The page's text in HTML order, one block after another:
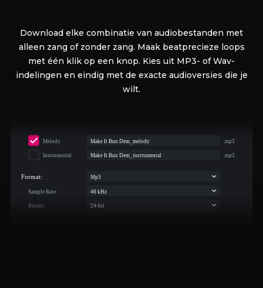
Download elke combinatie van audiobestanden met
alleen zang of zonder zang. Maak beatprecieze loops
met één klik op een knop. Kies uit MP3- of Wav-
indelingen en eindig met de exacte audioversies die je
wilt.